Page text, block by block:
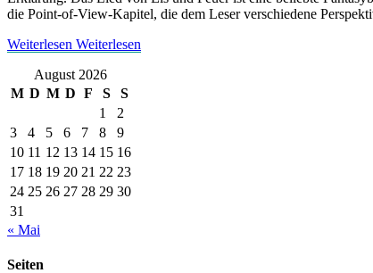
die Point-of-View-Kapitel, die dem Leser verschiedene
Weiterlesen Weiterlesen
August 2026
M D M D F S
S
1
2
3
4 5 6 7 8
9
10 11 12 13 14 15 16
17 18 19 20 21 22 23
24 25 26 27 28 29 30
31
« Mai
Seiten